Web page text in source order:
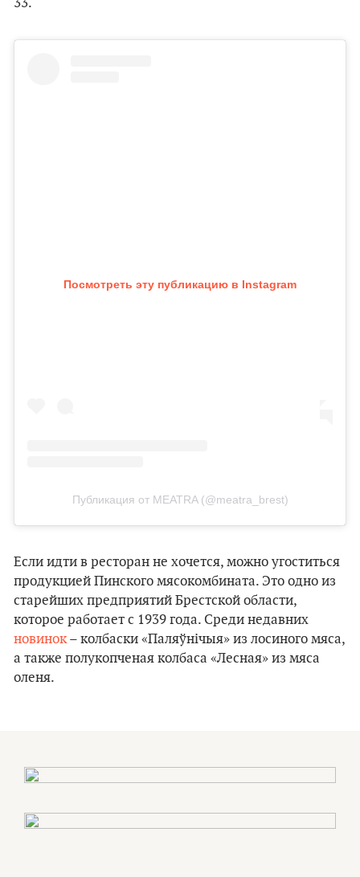
33.
Посмотреть эту публикацию в Instagram
Публикация от MEATRA (@meatra_brest)
Если идти в ресторан не хочется, можно угоститься
продукцией Пинского мясокомбината. Это одно из
старейших предприятий Брестской области,
которое работает с 1939 года. Среди недавних
новинок– колбаски «Паляўнічыя» из лосиного мяса,
а также полукопченая колбаса «Лесная» из мяса
оленя.